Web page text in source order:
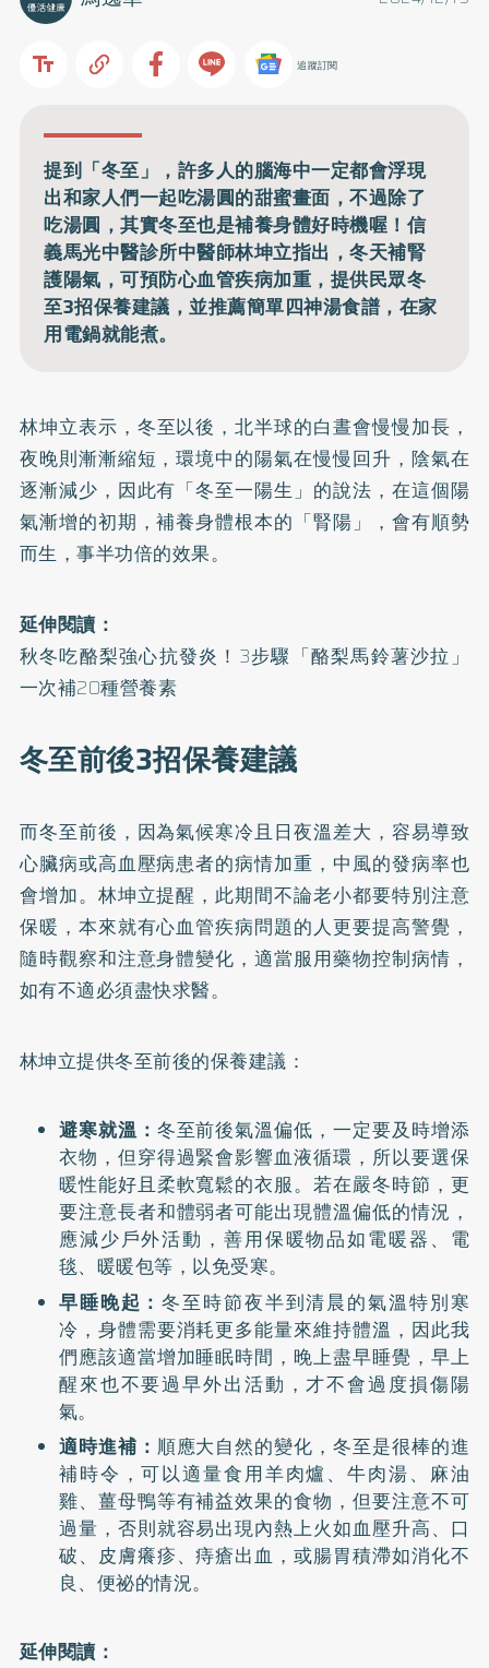
追蹤訂閱
提到「冬至」，許多人的腦海中一定都會浮現
出和家人們一起吃湯圓的甜蜜畫面，不過除了
吃湯圓，其實冬至也是補養身體好時機喔！信
義馬光中醫診所中醫師林坤立指出，冬天補腎
護陽氣，可預防心血管疾病加重，提供民眾冬
至3招保養建議，並推薦簡單四神湯食譜，在家
用電鍋就能煮。
林坤立表示， 冬至以後，北半球的白晝會慢慢加長，
夜晚則漸漸縮短，環境中的陽氣在慢慢回升，陰氣在
逐漸減少，因此有「冬至一陽生」的說法，在這個陽
氣漸增的初期，補養身體根本的「腎陽」，會有順勢
而生，事半功倍的效果。
延伸閱讀：
秋冬吃酪梨強心抗發炎！3步驟「酪梨馬鈴薯沙拉」
一次補20種營養素
冬至前後3招保養建議
而冬至前後，因為氣候寒冷且日夜溫差大，容易導致
心臟病或高血壓病患者的病情加重，中風的發病率也
會增加。林坤立提醒，此期間不論老小都要特別注意
保暖，本來就有心血管疾病問題的人更要提高警覺，
隨時觀察和注意身體變化，適當服用藥物控制病情，
如有不適必須盡快求醫。
林坤立提供冬至前後的保養建議：
避寒就溫： 冬至前後氣溫偏低，一定要及時增添
衣物，但穿得過緊會影響血液循環，所以要選保
暖性能好且柔軟寬鬆的衣服。若在嚴冬時節，更
要注意長者和體弱者可能出現體溫偏低的情況，
應減少戶外活動，善用保暖物品如電暖器、電
毯、暖暖包等，以免受寒。
早睡晚起：冬至時節夜半到清晨的氣溫特別寒
冷，身體需要消耗更多能量來維持體溫，因此我
們應該適當增加睡眠時間，晚上盡早睡覺，早上
醒來也不要過早外出活動，才不會過度損傷陽
氣。
適時進補： 順應大自然的變化，冬至是很棒的進
補時令，可以適量食用羊肉爐、牛肉湯、 麻油
雞、 薑母鴨等有補益效果的食物，但要注意不可
過量，否則就容易出現內熱上火如血壓升高、口
破、皮膚癢疹、痔瘡出血，或腸胃積滯如消化不
良、便祕的情況。
延伸閱讀：